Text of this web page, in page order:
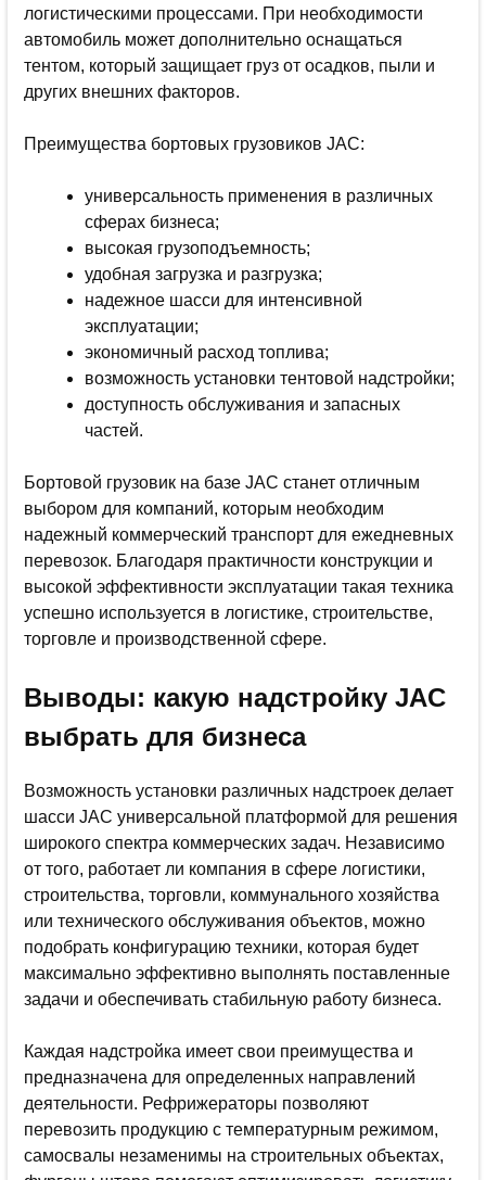
логистическими процессами. При необходимости
автомобиль может дополнительно оснащаться
тентом, который защищает груз от осадков, пыли и
других внешних факторов.
Преимущества бортовых грузовиков JAC:
универсальность применения в различных
сферах бизнеса;
высокая грузоподъемность;
удобная загрузка и разгрузка;
надежное шасси для интенсивной
эксплуатации;
экономичный расход топлива;
возможность установки тентовой надстройки;
доступность обслуживания и запасных
частей.
Бортовой грузовик на базе JAC станет отличным
выбором для компаний, которым необходим
надежный коммерческий транспорт для ежедневных
перевозок. Благодаря практичности конструкции и
высокой эффективности эксплуатации такая техника
успешно используется в логистике, строительстве,
торговле и производственной сфере.
Выводы: какую надстройку JAC
выбрать для бизнеса
Возможность установки различных надстроек делает
шасси JAC универсальной платформой для решения
широкого спектра коммерческих задач. Независимо
от того, работает ли компания в сфере логистики,
строительства, торговли, коммунального хозяйства
или технического обслуживания объектов, можно
подобрать конфигурацию техники, которая будет
максимально эффективно выполнять поставленные
задачи и обеспечивать стабильную работу бизнеса.
Каждая надстройка имеет свои преимущества и
предназначена для определенных направлений
деятельности. Рефрижераторы позволяют
перевозить продукцию с температурным режимом,
самосвалы незаменимы на строительных объектах,